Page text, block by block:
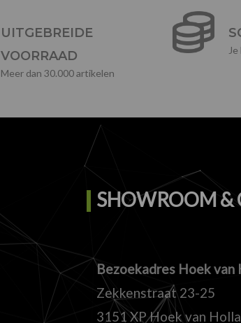
UITGEBREIDE
VOORRAAD
Meer dan 30.000 artikelen
SHOWROOM &
Bezoekadres Hoek van
Zekkenstraat 23-25
3151 XP Hoek van